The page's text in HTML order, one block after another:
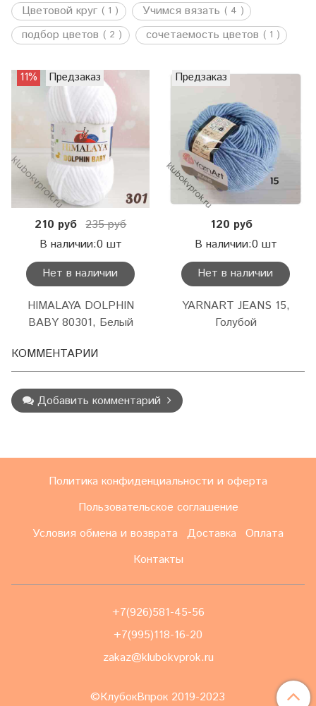
Цветовой круг ( 1 ) Учимся вязать ( 4 )
подбор цветов ( 2 ) сочетаемость цветов ( 1 )
11% Предзаказ
210 руб 235 руб
В наличии:0 шт
Нет в наличии
HIMALAYA DOLPHIN
BABY 80301, Белый
Предзаказ
120 руб
В наличии:0 шт
Нет в наличии
YARNART JEANS 15,
Голубой
КОММЕНТАРИИ
Добавить комментарий
Политика конфиденциальности и оферта
Пользовательское соглашение
Условия обмена и возврата
Доставка
Оплата
Контакты
+7(926)581-45-56
+7(995)118-16-20
zakaz@klubokvprok.ru
©КлубокВпрок 2019-2023